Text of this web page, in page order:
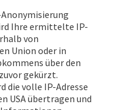
Ihre ermittelte IP-
von
Union oder in
über den
gekürzt.
die volle IP-Adresse
USA übertragen und